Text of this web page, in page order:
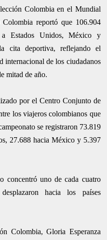
Colombia en el Mundial
reportó que 106.904
a Estados Unidos, México y
cita deportiva, reflejando el
internacional de los ciudadanos
mitad de año.
por el Centro Conjunto de
los viajeros colombianos que
se registraron 73.819
27.688 hacia México y 5.397
concentró uno de cada cuatro
hacia los países
Colombia, Gloria Esperanza